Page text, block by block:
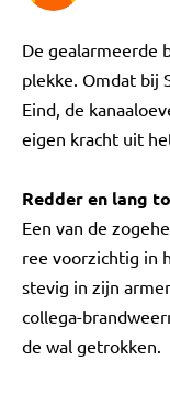
De gealarmeerde
plekke. Omdat bij
Eind, de
eigen kracht uit
Redder en lang
Een van de
ree voorzichtig in
stevig in zijn
collega-
de wal getrokken.